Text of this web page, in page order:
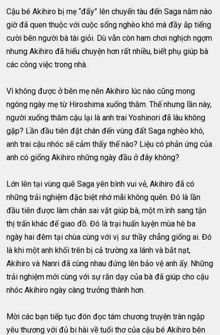
Cậu bé Akihiro bị mẹ “đẩy” lên chuyến tàu đến Saga năm nào
giờ đã quen thuộc với cuộc sống nghèo khó mà đầy ắp tiếng
cười bên người bà tài giỏi. Dù vẫn còn ham chơi nghịch ngợm
nhưng Akihiro đã hiểu chuyện hơn rất nhiều, biết phụ giúp bà
các công việc trong nhà.
Vì không được ở bên mẹ nên Akihiro lúc nào cũng mong
ngóng ngày mẹ từ Hiroshima xuống thăm. Thế nhưng lần này,
người xuống thăm cậu lại là anh trai Yoshinori đã lâu không
gặp? Lần đầu tiên đặt chân đến vùng đất Saga nghèo khó,
anh trai cậu nhóc sẽ cảm thấy thế nào? Liệu có phản ứng của
anh có giống Akihiro những ngày đầu ở đây không?
Lớn lên tại vùng quê Saga yên bình vui vẻ, Akihiro đã có
những trải nghiệm đặc biệt nhớ mãi không quên. Đó là lần
đầu tiên được làm chân sai vặt giúp bà, một m.ình sang tận
thị trấn khác để giao đồ. Đó là trại huấn luyện mùa hè ba
ngày hai đêm tại chùa cùng với vị sư thầy chẳng giống ai. Đó
là khi một anh khối trên bị cả trường xa lánh và bắt nạt,
Akihiro và Nanri đã cùng nhau đứng lên bảo vệ anh ấy. Những
trải nghiệm mới cùng với sự răn dạy của bà đã giúp cho cậu
nhóc Akihiro ngày càng trưởng thành hơn.
Mời các bạn tiếp tục đón đọc tám chương truyện tràn ngập
yêu thương với đủ bi hài về tuổi thơ của cậu bé Akihiro bên